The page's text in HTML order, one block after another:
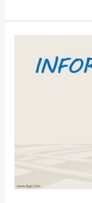
Beasiswa
Yayasan